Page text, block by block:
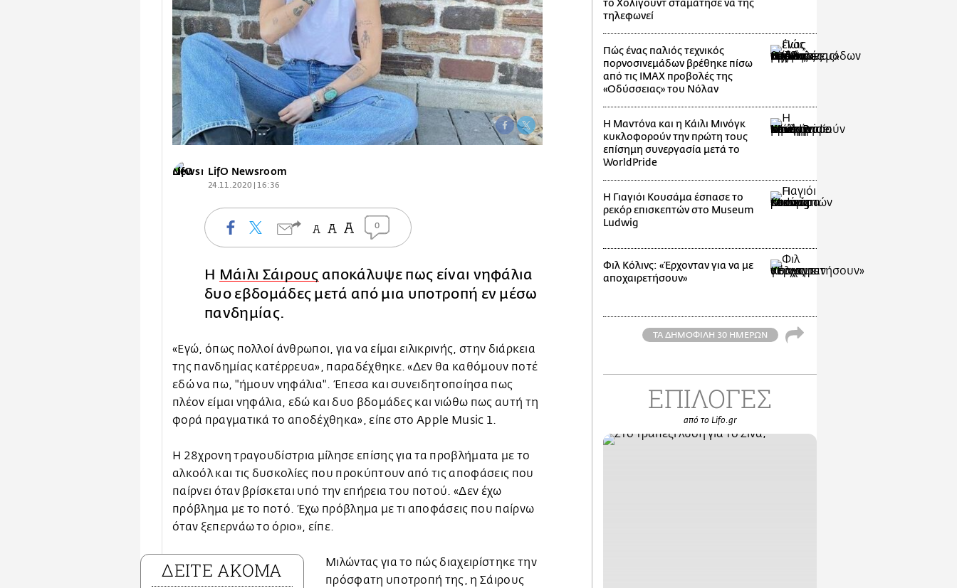
LifO Newsroom
24.11.2020 | 16:36
0
Η Μάιλι Σάιρους αποκάλυψε πως είναι νηφάλια
δυο εβδομάδες μετά από μια υποτροπή εν μέσω
πανδημίας.
«Εγώ, όπως πολλοί άνθρωποι, για να είμαι ειλικρινής, στην διάρκεια
της πανδημίας κατέρρευα», παραδέχθηκε. «Δεν θα καθόμουν ποτέ
εδώ να πω, "ήμουν νηφάλια". Έπεσα και συνειδητοποίησα πως
πλέον είμαι νηφάλια, εδώ και δυο βδομάδες και νιώθω πως αυτή τη
φορά πραγματικά το αποδέχθηκα», είπε στο Apple Music 1.
Η 28χρονη τραγουδίστρια μίλησε επίσης για τα προβλήματα με το
αλκοόλ και τις δυσκολίες που προκύπτουν από τις αποφάσεις που
παίρνει όταν βρίσκεται υπό την επήρεια του ποτού. «Δεν έχω
πρόβλημα με το ποτό. Έχω πρόβλημα με τι αποφάσεις που παίρνω
όταν ξεπερνάω το όριο», είπε.
ΔΕΙΤΕ ΑΚΟΜΑ
Μιλώντας για το πώς διαχειρίστηκε την
πρόσφατη υποτροπή της, η Σάιρους
το Χόλιγουντ σταμάτησε να της
τηλεφωνεί
Πώς ένας παλιός τεχνικός
πορνοσινεμάδων βρέθηκε πίσω
από τις IMAX προβολές της
«Οδύσσειας» του Νόλαν
Η Μαντόνα και η Κάιλι Μινόγκ
κυκλοφορούν την πρώτη τους
επίσημη συνεργασία μετά το
WorldPride
Η Γιαγιόι Κουσάμα έσπασε το
ρεκόρ επισκεπτών στο Museum
Ludwig
Φιλ Κόλινς: «Έρχονταν για να με
αποχαιρετήσουν»
ΤΑ ΔΗΜΟΦΙΛΗ 30 ΗΜΕΡΩΝ
ΕΠΙΛΟΓΕΣ
από το Lifo.gr